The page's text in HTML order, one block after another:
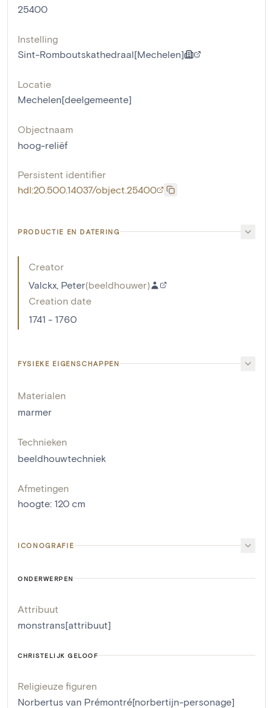
25400
Instelling
Sint-Romboutskathedraal[Mechelen]
Locatie
Mechelen[deelgemeente]
Objectnaam
hoog-reliëf
Persistent identifier
hdl:20.500.14037/object.25400
PRODUCTIE EN DATERING
Creator
Valckx, Peter(beeldhouwer)
Creation date
1741 - 1760
FYSIEKE EIGENSCHAPPEN
Materialen
marmer
Technieken
beeldhouwtechniek
Afmetingen
hoogte: 120 cm
ICONOGRAFIE
ONDERWERPEN
Attribuut
monstrans[attribuut]
CHRISTELIJK GELOOF
Religieuze figuren
Norbertus van Prémontré[norbertijn-personage]